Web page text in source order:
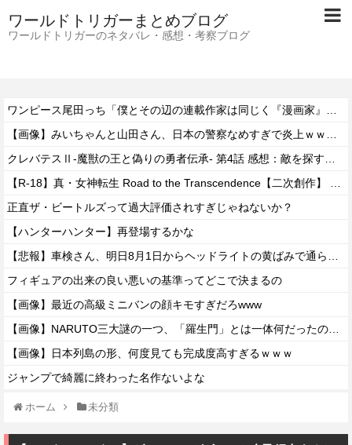
ワールドトリガーまとめブログ
ワールドトリガーのネタバレ・感想・考察ブログ
正直ザ・ビートルズって過大評価されすぎじゃねないか？
【ハンターハンター】再登場するかな
フィギュアの出来の良い悪いの基準ってどこで決まるの
【画像】最近の高級ミニバンの顔キモすぎだろwww
【画像】日本列島の形、何度見ても完成度高すぎるｗｗｗ
ジャンプで綺麗に終わった名作ないよな
ホーム 未分類